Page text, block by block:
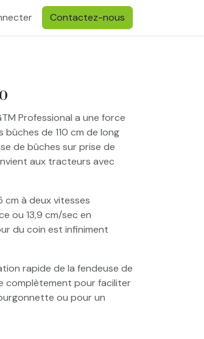
Contactez-nous
Professional a une force
de 110 cm de long
de bûches sur prise de
aux tracteurs avec
à deux vitesses
ou 13,9 cm/sec en
du coin est infiniment
rapide de la fendeuse de
complètement pour faciliter
ou pour un